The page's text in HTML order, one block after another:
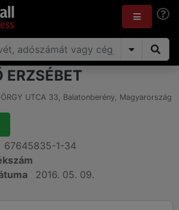
tulajdonjog
ERZSÉBET
UTCA 33, Balatonberény, Magyarország
67645835-1-34
2016. 05. 09.